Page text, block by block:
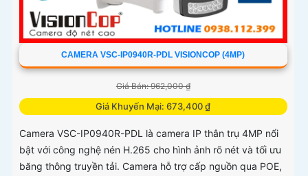
CAMERA VSC-IP0940R-PDL VISIONCOP (4MP)
Giá Bán: 962,000 ₫
Giá Khuyến Mại: 673,400 ₫
Camera VSC-IP0940R-PDL là camera IP thân trụ 4MP nổi
bật với công nghệ nén H.265 cho hình ảnh rõ nét và tối ưu
băng thông truyền tải. Camera hỗ trợ cấp nguồn qua POE,